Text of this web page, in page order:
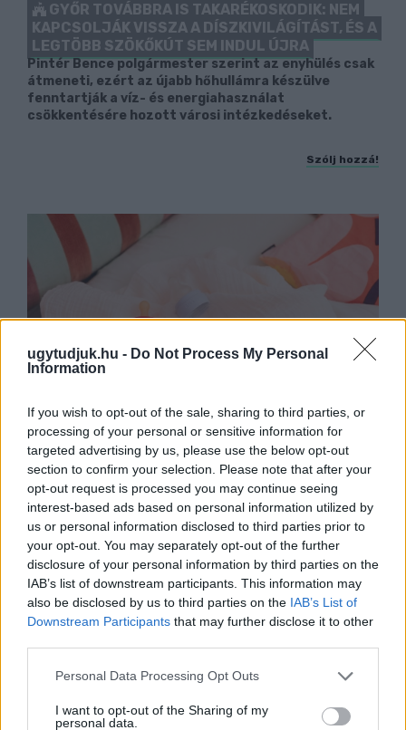
ugytudjuk.hu - Do Not Process My Personal
Information
If you wish to opt-out of the sale, sharing to third parties, or
processing of your personal or sensitive information for
targeted advertising by us, please use the below opt-out
section to confirm your selection. Please note that after your
opt-out request is processed you may continue seeing
interest-based ads based on personal information utilized by
us or personal information disclosed to third parties prior to
your opt-out. You may separately opt-out of the further
disclosure of your personal information by third parties on the
IAB’s list of downstream participants. This information may
also be disclosed by us to third parties on the IAB’s List of
Downstream Participants that may further disclose it to other
Please note that this website/app uses one or more Google
not limited to your visit or usage behaviour. You may click to
Personal Data Processing Opt Outs
I want to opt-out of the Sharing of my
personal data.
GYŐR TOVÁBBRA IS TAKARÉKOSKODIK: NEM
KAPCSOLJÁK VISSZA A DÍSZKIVILÁGÍTÁST, ÉS A
LEGTÖBB SZÖKŐKÚT SEM INDUL ÚJRA
Pintér Bence polgármester szerint az enyhülés csak
átmeneti, ezért az újabb hőhullámra készülve
fenntartják a víz- és energiahasználat
csökkentésére hozott városi intézkedéseket.
Szólj hozzá!
MIT LEHET TENNI, HA A BABA NEM FOGADJA EL
A CUMISÜVEGET?
Sok szülő találkozik azzal a helyzettel, hogy a baba
egyszerűen elutasítja a cumisüveget.
Szólj hozzá!